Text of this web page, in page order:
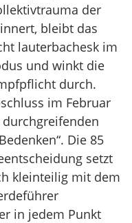
der
bleibt das
lauterbachesk im
und winkt die
durch.
im Februar
durchgreifenden
Die 85
setzt
kleinteilig mit dem
in jedem Punkt